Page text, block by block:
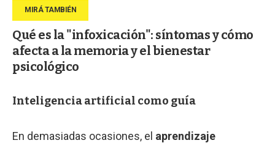
Qué es la "infoxicación": síntomas y cómo
afecta a la memoria y el bienestar
psicológico
Inteligencia artificial como guía
En demasiadas ocasiones, el aprendizaje